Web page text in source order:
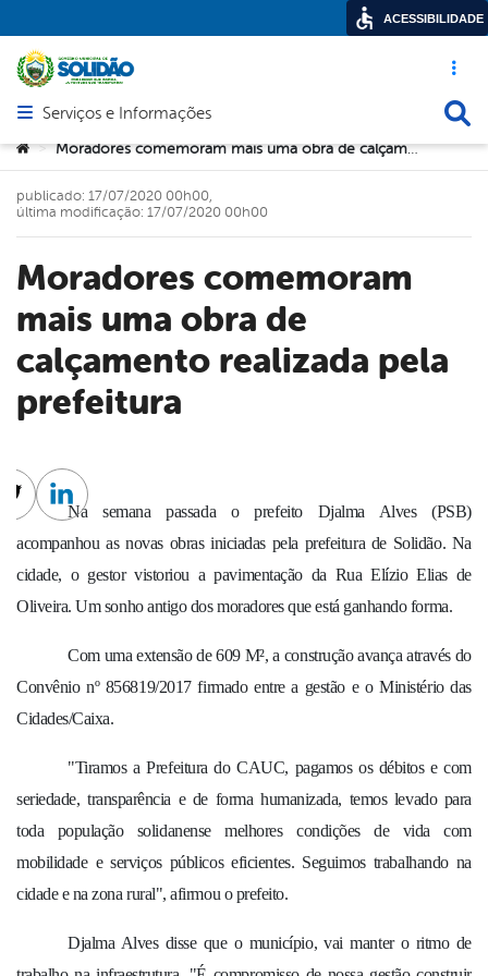
Acesso
Abrir menu principal de navegação
Serviços e Informações
Você está aqui:
> Moradores comemoram mais uma obra de calçamento realizada pela prefeitura
Moradores comemoram
mais uma obra de
calçamento realizada pela
prefeitura
publicado: 17/07/2020 00h00,
última modificação: 17/07/2020 00h00
Na semana passada o prefeito Djalma Alves (PSB)
acompanhou as novas obras iniciadas pela prefeitura de Solidão. Na
cidade, o gestor vistoriou a pavimentação da Rua Elízio Elias de
Oliveira. Um sonho antigo dos moradores que está ganhando forma.
Com uma extensão de 609 M², a construção avança através do
Convênio nº 856819/2017 firmado entre a gestão e o Ministério das
Cidades/Caixa.
"Tiramos a Prefeitura do CAUC, pagamos os débitos e com
seriedade, transparência e de forma humanizada, temos levado para
toda população solidanense melhores condições de vida com
mobilidade e serviços públicos eficientes. Seguimos trabalhando na
cidade e na zona rural", afirmou o prefeito.
Djalma Alves disse que o município, vai manter o ritmo de
Twitter
Linkedin
ACESSIBILIDADE